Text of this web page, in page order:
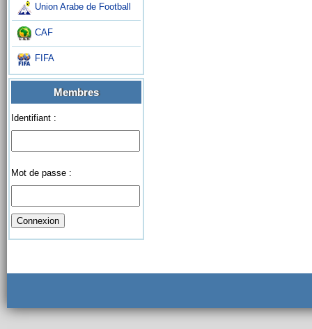
Union Arabe de Football
CAF
FIFA
Membres
Identifiant :
Mot de passe :